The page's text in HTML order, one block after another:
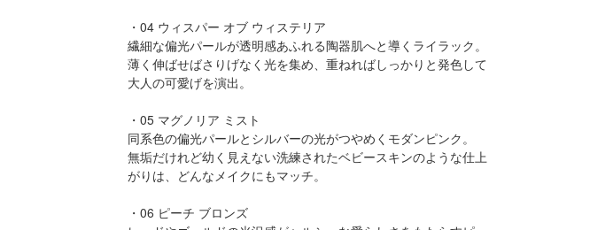
・04 ウィスパー オブ ウィステリア
繊細な偏光パールが透明感あふれる陶器肌へと導くライラック。
薄く伸ばせばさりげなく光を集め、重ねればしっかりと発色して
大人の可愛げを演出。
・05 マグノリア ミスト
同系色の偏光パールとシルバーの光がつやめくモダンピンク。
無垢だけれど幼く見えない洗練されたベビースキンのような仕上
がりは、どんなメイクにもマッチ。
・06 ピーチ ブロンズ